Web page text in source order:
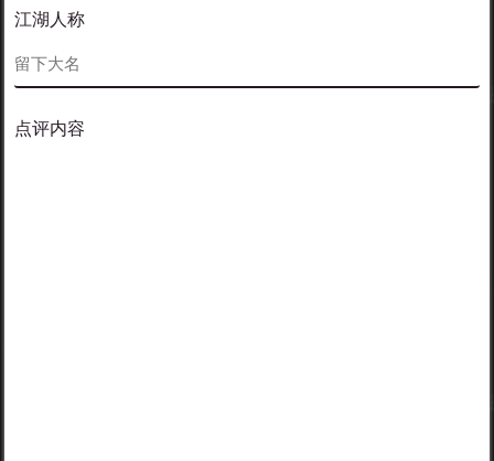
江湖人称
点评内容